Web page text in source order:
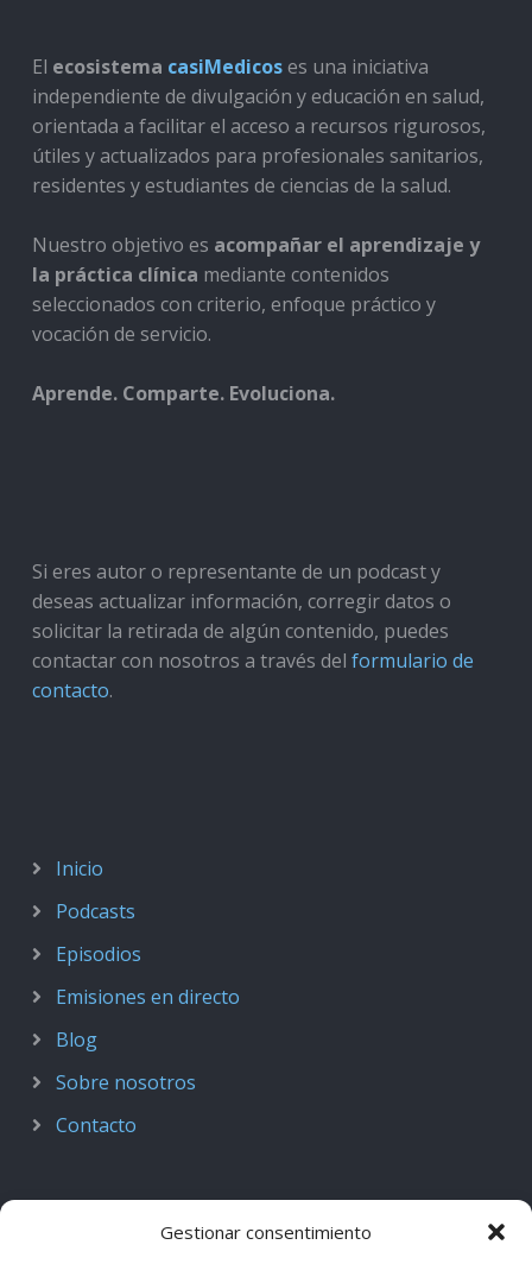
Gestionar consentimiento
El ecosistema casiMedicoses una iniciativa
independiente de divulgación y educación en salud,
orientada a facilitar el acceso a recursos rigurosos,
útiles y actualizados para profesionales sanitarios,
residentes y estudiantes de ciencias de la salud.
Nuestro objetivo es acompañar el aprendizaje y
la práctica clínica mediante contenidos
seleccionados con criterio, enfoque práctico y
vocación de servicio.
Aprende. Comparte. Evoluciona.
Si eres autor o representante de un podcast y
deseas actualizar información, corregir datos o
solicitar la retirada de algún contenido, puedes
contactar con nosotros a través del formulario de
contacto.
Inicio
Podcasts
Episodios
Emisiones en directo
Blog
Sobre nosotros
Contacto